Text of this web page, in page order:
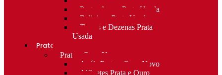
Porta-chaves Prata Usada
Religioso Prata Usada
Terços e Dezenas Prata
Usada
Prata e ouro
Prata e Ouro Novo
Anéis Prata e Ouro Novo
Alfinetes Prata e Ouro